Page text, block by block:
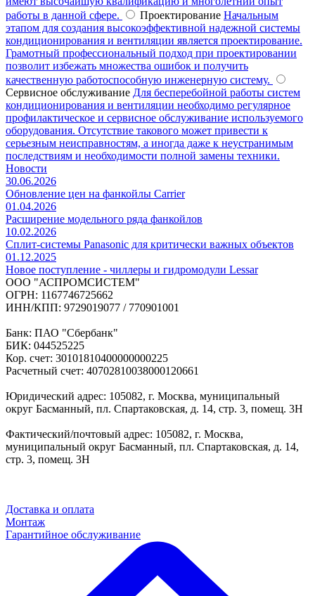
работы в данной сфере.
Проектирование Начальным
этапом для создания высокоэффективной надежной системы
кондиционирования и вентиляции является проектирование.
Грамотный профессиональный подход при проектировании
позволит избежать множества ошибок и получить
качественную работоспособную инженерную систему.
Сервисное обслуживание Для бесперебойной работы систем
кондиционирования и вентиляции необходимо регулярное
профилактическое и сервисное обслуживание используемого
оборудования. Отсутствие такового может привести к
серьезным неисправностям, а иногда даже к неустранимым
последствиям и необходимости полной замены техники.
Новости
30.06.2026
Обновление цен на фанкойлы Carrier
01.04.2026
Расширение модельного ряда фанкойлов
10.02.2026
Сплит-системы Panasonic для критически важных объектов
01.12.2025
Новое поступление - чиллеры и гидромодули Lessar
ООО "АСПРОМСИСТЕМ"
ОГРН: 1167746725662
ИНН/КПП: 9729019077 / 770901001
Банк: ПАО "Сбербанк"
БИК: 044525225
Кор. счет: 30101810400000000225
Расчетный счет: 40702810038000120661
Юридический адрес: 105082, г. Москва, муниципальный
округ Басманный, пл. Спартаковская, д. 14, стр. 3, помещ. 3Н
Фактический/почтовый адрес: 105082, г. Москва,
муниципальный округ Басманный, пл. Спартаковская, д. 14,
стр. 3, помещ. 3Н
Доставка и оплата
Монтаж
Гарантийное обслуживание